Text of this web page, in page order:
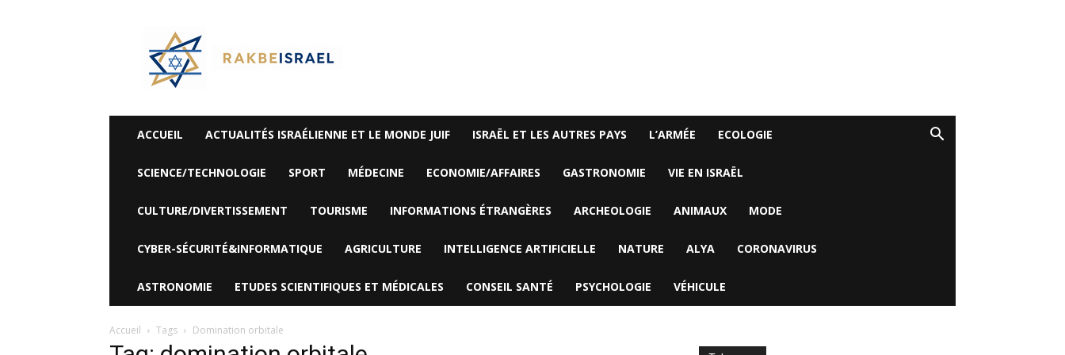
Rak
Be
Israel-
Alyaexpress-
News
ACCUEIL ACTUALITÉS ISRAÉLIENNE ET LE MONDE JUIF ISRAËL ET LES AUTRES PAYS L’ARMÉE ECOLOGIE
SCIENCE/TECHNOLOGIE SPORT MÉDECINE ECONOMIE/AFFAIRES GASTRONOMIE VIE EN ISRAËL
CULTURE/DIVERTISSEMENT TOURISME INFORMATIONS ÉTRANGÈRES ARCHEOLOGIE ANIMAUX MODE
CYBER-SÉCURITÉ&INFORMATIQUE AGRICULTURE INTELLIGENCE ARTIFICIELLE NATURE ALYA CORONAVIRUS
ASTRONOMIE ETUDES SCIENTIFIQUES ET MÉDICALES CONSEIL SANTÉ PSYCHOLOGIE VÉHICULE
Accueil Tags Domination orbitale